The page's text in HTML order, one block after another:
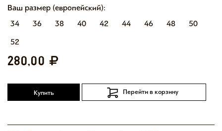
Ваш размер (европейский):
34
36 38 40 42 44 46 48
50
52
280,00
Купить Перейти в корзину